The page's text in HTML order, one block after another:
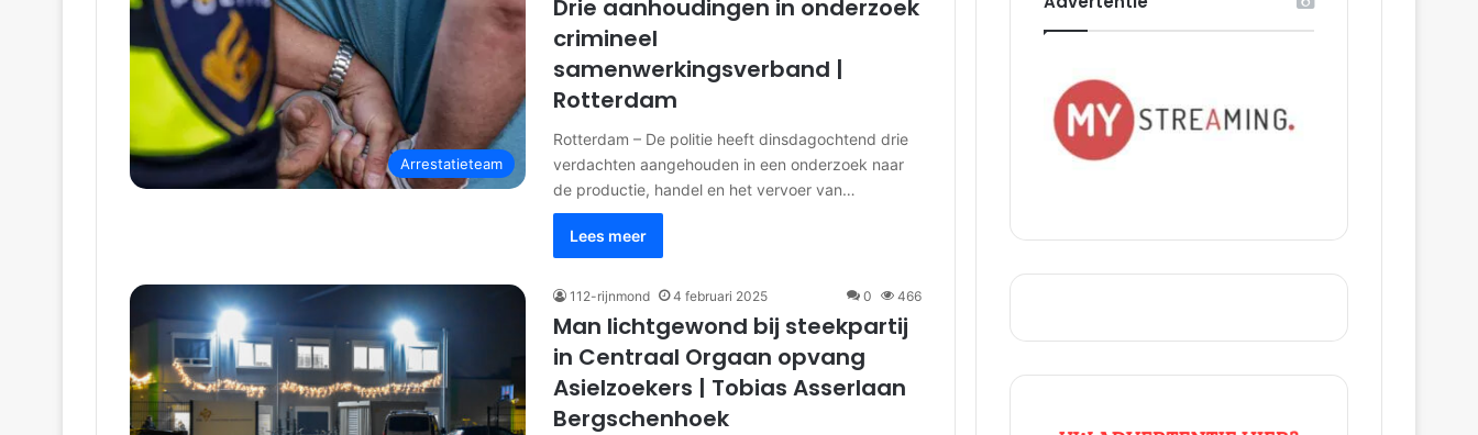
Arrestatieteam
Drie aanhoudingen in onderzoek
crimineel
samenwerkingsverband |
Rotterdam
Rotterdam – De politie heeft dinsdagochtend drie
verdachten aangehouden in een onderzoek naar
de productie, handel en het vervoer van…
Lees meer
112-rijnmond 4 februari 2025 0 466
Man lichtgewond bij steekpartij
in Centraal Orgaan opvang
Asielzoekers | Tobias Asserlaan
Bergschenhoek